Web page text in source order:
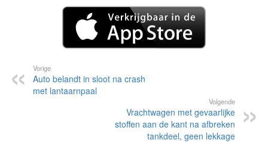
Vorige
Auto belandt in sloot na crash
met lantaarnpaal
Volgende
Vrachtwagen met gevaarlijke
stoffen aan de kant na afbreken
tankdeel, geen lekkage